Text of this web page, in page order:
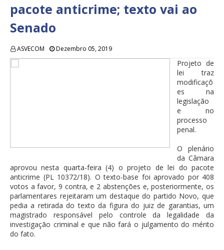
pacote anticrime; texto vai ao
Senado
ASVECOM Dezembro 05, 2019
Projeto de
lei traz
modificaçõ
es na
legislação
e no
processo
penal.
O plenário
da Câmara
aprovou nesta quarta-feira (4) o projeto de lei do pacote
anticrime (PL 10372/18). O texto-base foi aprovado por 408
votos a favor, 9 contra, e 2 abstenções e, posteriormente, os
parlamentares rejeitaram um destaque do partido Novo, que
pedia a retirada do texto da figura do juiz de garantias, um
magistrado responsável pelo controle da legalidade da
investigação criminal e que não fará o julgamento do mérito
do fato.